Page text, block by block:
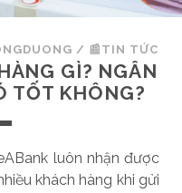
/ 📰TIN TỨC
GÌ? NGÂN
TỐT KHÔNG?
luôn nhận được
khách hàng khi gửi